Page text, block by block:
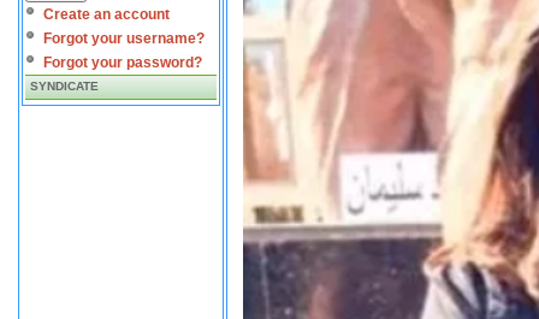
Create an account
Forgot your username?
Forgot your password?
SYNDICATE